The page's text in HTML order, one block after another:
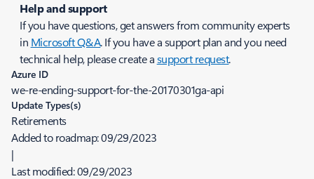
Help and support
If you have questions, get answers from community experts
in Microsoft Q&A. If you have a support plan and you need
technical help, please create asupport request.
Azure ID
we-re-ending-support-for-the-20170301ga-api
Update Types(s)
Retirements
Added to roadmap:09/29/2023
|
Last modified:09/29/2023